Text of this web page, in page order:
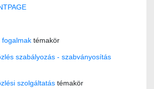
fogalmak témakör
szabályozás - szabványosítás
szolgáltatás témakör